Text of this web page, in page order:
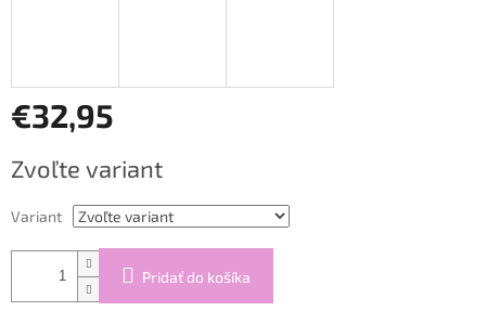
€32,95
cena:
Zvoľte variant
Variant
Pridať do košíka